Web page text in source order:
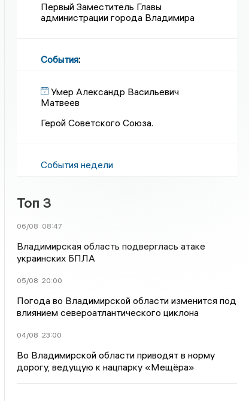
Первый Заместитель Главы
администрации города Владимира
События:
Умер Александр Васильевич
Матвеев
Герой Советского Союза.
События недели
Топ 3
06/08 08:47
Владимирская область подверглась атаке
украинских БПЛА
05/08 20:00
Погода во Владимирской области изменится под
влиянием североатлантического циклона
04/08 23:00
Во Владимирской области приводят в норму
дорогу, ведущую к нацпарку «Мещёра»